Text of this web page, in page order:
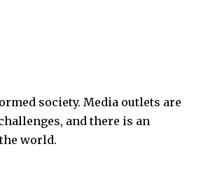
society. Media outlets are
and there is an
world.